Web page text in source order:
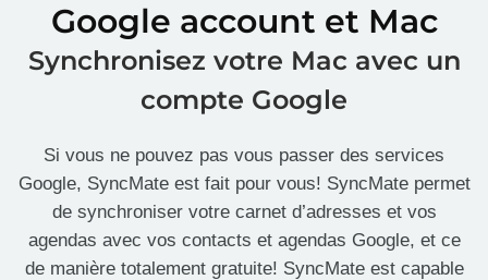
Google account et Mac
Synchronisez votre Mac avec un
compte Google
Si vous ne pouvez pas vous passer des services
Google, SyncMate est fait pour vous! SyncMate permet
de synchroniser votre carnet d’adresses et vos
agendas avec vos contacts et agendas Google, et ce
de manière totalement gratuite! SyncMate est capable